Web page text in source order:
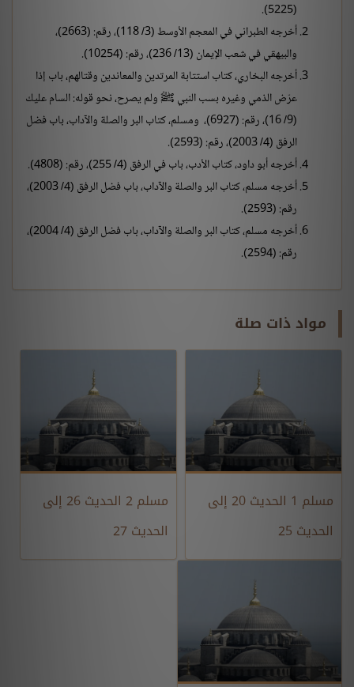
(5225).
أخرجه الطبراني في المعجم الأوسط (3/ 118)، رقم: (2663)،
والبيهقي في شعب الإيمان (13/ 236)، رقم: (10254).
أخرجه البخاري، كتاب استتابة المرتدين والمعاندين وقتالهم، باب إذا
عرّض الذمي وغيره بسب النبي ﷺ ولم يصرح، نحو قوله: السام عليك
(9/ 16)، رقم: (6927)، ومسلم، كتاب البر والصلة والآداب، باب فضل
الرفق (4/ 2003)، رقم: (2593).
أخرجه أبو داود، كتاب الأدب، باب في الرفق (4/ 255)، رقم: (4808).
أخرجه مسلم، كتاب البر والصلة والآداب، باب فضل الرفق (4/ 2003)،
رقم: (2593).
أخرجه مسلم، كتاب البر والصلة والآداب، باب فضل الرفق (4/ 2004)،
رقم: (2594).
مواد ذات صلة
مسلم 1 الحديث 20 إلى
الحديث 25
مسلم 2 الحديث 26 إلى
الحديث 27